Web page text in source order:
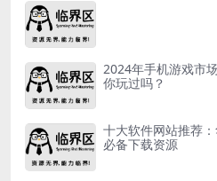
2024年手机游戏市
你玩过吗？
十大软件网站推荐
必备下载资源